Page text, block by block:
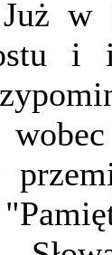
Już w
i